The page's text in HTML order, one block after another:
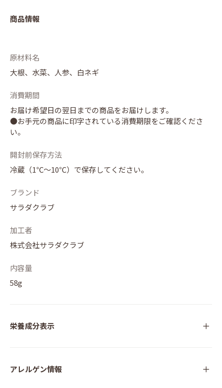
商品情報
原材料名
大根、水菜、人参、白ネギ
消費期間
お届け希望日の翌日までの商品をお届けします。
●お手元の商品に印字されている消費期限をご確認くださ
い。
開封前保存方法
冷蔵（1℃～10℃）で保存してください。
ブランド
サラダクラブ
加工者
株式会社サラダクラブ
内容量
58g
栄養成分表示
アレルゲン情報